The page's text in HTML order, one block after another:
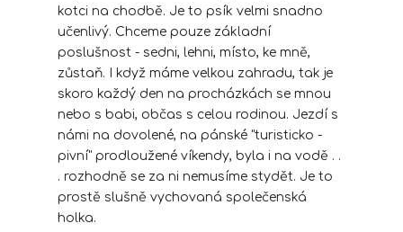
kotci na chodbě. Je to psík velmi snadno
učenlivý. Chceme pouze základní
poslušnost - sedni, lehni, místo, ke mně,
zůstaň. I když máme velkou zahradu, tak je
skoro každý den na procházkách se mnou
nebo s babi, občas s celou rodinou. Jezdí s
námi na dovolené, na pánské "turisticko -
pivní" prodloužené víkendy, byla i na vodě . .
. rozhodně se za ni nemusíme stydět. Je to
prostě slušně vychovaná společenská
holka.